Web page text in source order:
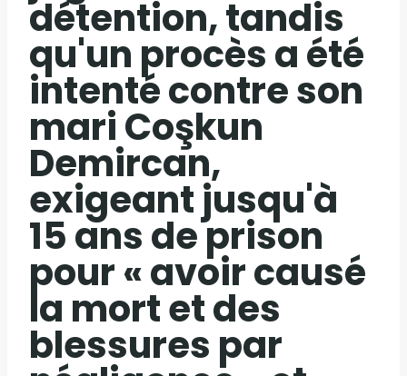
détention, tandis
qu'un procès a été
intenté contre son
mari Coşkun
Demircan,
exigeant jusqu'à
15 ans de prison
pour « avoir causé
la mort et des
blessures par